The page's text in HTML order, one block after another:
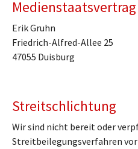
Medienstaatsvertrag
Erik Gruhn
Friedrich-Alfred-Allee 25
47055 Duisburg
Streitschlichtung
Wir sind nicht bereit oder
Streitbeilegungsverfahren